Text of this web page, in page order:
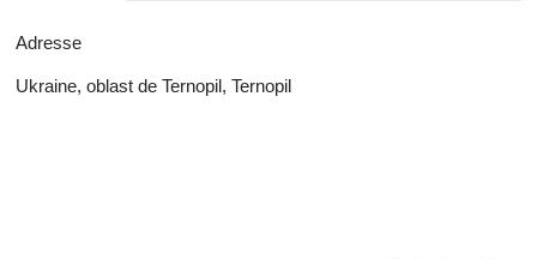
Adresse
Ukraine, oblast de Ternopil, Ternopil